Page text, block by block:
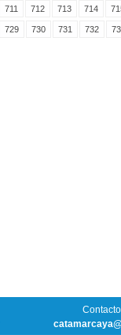
711 712 713 714
729 730 731 732